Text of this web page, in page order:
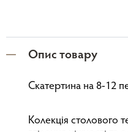
Опис товару
Скатертина на 8-12
Колекція столового